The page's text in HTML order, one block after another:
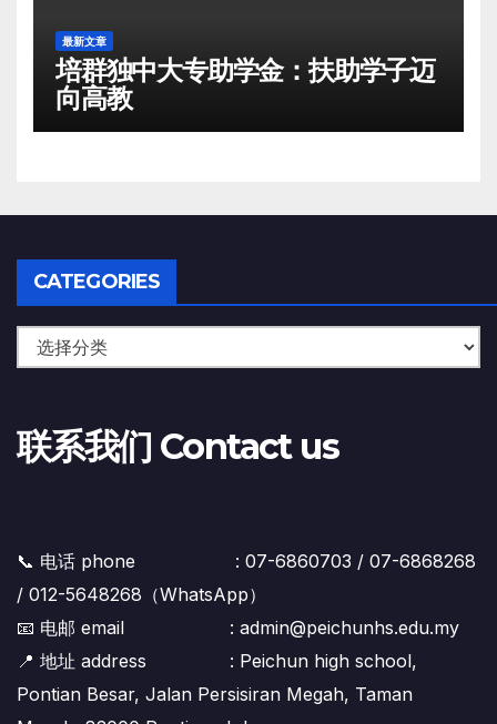
最新文章
培群独中大专助学金：扶助学子迈
向高教
CATEGORIES
联系我们 Contact us
📞 电话 phone : 07-6860703 / 07-6868268
/ 012-5648268（WhatsApp）
📧 电邮 email : admin@peichunhs.edu.my
📍 地址 address : Peichun high school,
Pontian Besar, Jalan Persisiran Megah, Taman